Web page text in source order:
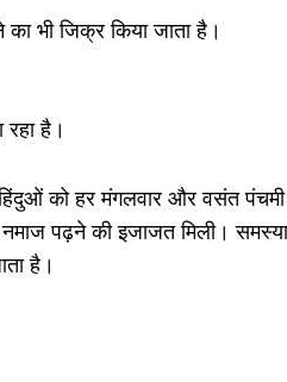
भी जिक्र किया जाता है।
है।
हिंदुओं को हर मंगलवार और वसंत
पढ़ने की इजाजत मिली।
है।